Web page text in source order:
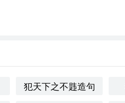
犯天下之不韪造句